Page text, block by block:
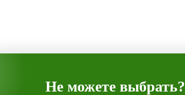
Не можете выбрать?